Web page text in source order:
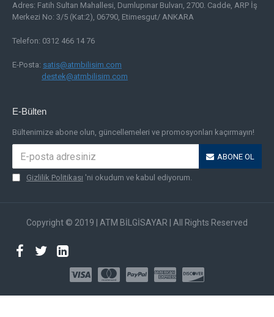
Adres: Fatih Sultan Mahallesi, Dumlupınar Bulvarı, 2700. Cadde, ARP İş
Merkezi No: 3/5 (Kat:2), 06790, Etimesgut/ ANKARA
Telefon: 0312 466 14 76
E-Posta: satis@atmbilisim.com
destek@atmbilisim.com
E-Bülten
Bültenimize abone olun, güncellemeleri ve promosyonları kaçırmayın!
ABONE OL
Gizlilik Politikası 'ni okudum ve kabul ediyorum.
Copyright © 2019 | ATM BİLGİSAYAR | All Rights Reserved